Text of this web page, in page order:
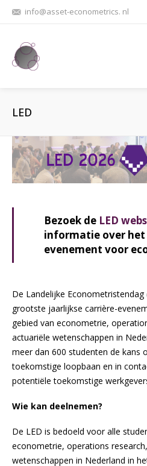
info@asset-econometrics. nl
LED
Bezoek de LED
informatie over het
evenement voor
De Landelijke
grootste jaarlijkse carrière-
gebied van econometrie,
actuariële wetenschappen in
meer dan 600 studenten de kans
toekomstige loopbaan en in
potentiële toekomstige
Wie kan deelnemen?
De LED is bedoeld voor alle
econometrie, operations
wetenschappen in Nederland in